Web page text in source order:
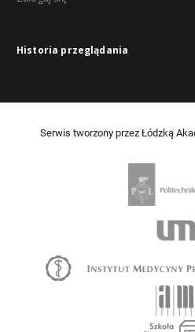
Historia przeglądania
Serwis tworzony przez Łódzką